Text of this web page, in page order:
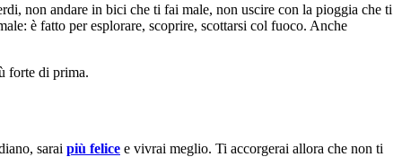
non andare in bici che ti fai male, non uscire con la pioggia che ti
è fatto per esplorare, scoprire, scottarsi col fuoco. Anche
forte di prima.
sarai più felice e vivrai meglio. Ti accorgerai allora che non ti